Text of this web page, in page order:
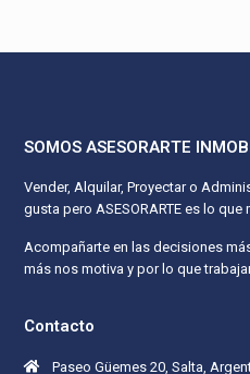
SOMOS ASESORARTE
Vender, Alquilar, Proyectar o
gusta pero ASESORARTE es lo que
Acompañarte en las decisiones
más nos motiva y por lo que
Contacto
Paseo Güemes 20, Salta,